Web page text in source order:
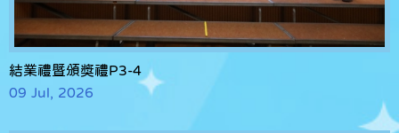
結業禮暨頒獎禮P3-4
09 Jul, 2026